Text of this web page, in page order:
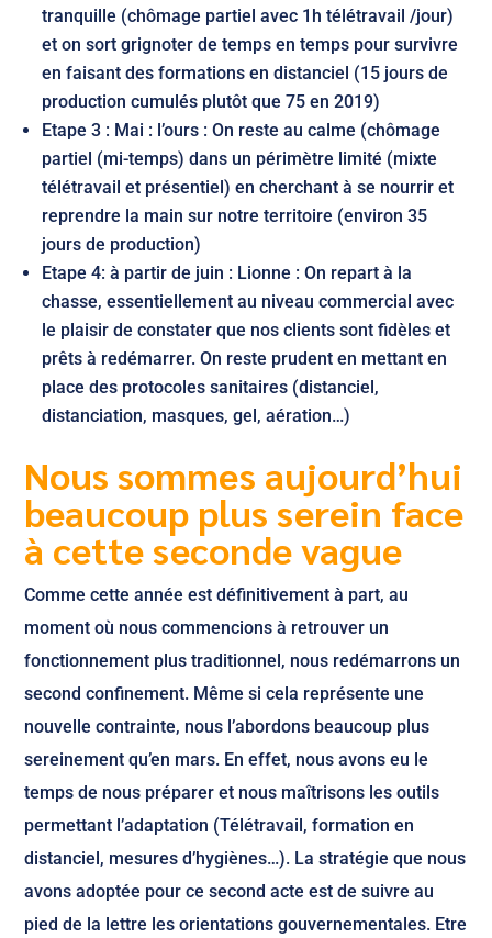
tranquille (chômage partiel avec 1h télétravail /jour)
et on sort grignoter de temps en temps pour survivre
en faisant des formations en distanciel (15 jours de
production cumulés plutôt que 75 en 2019)
Etape 3 : Mai : l’ours : On reste au calme (chômage
partiel (mi-temps) dans un périmètre limité (mixte
télétravail et présentiel) en cherchant à se nourrir et
reprendre la main sur notre territoire (environ 35
jours de production)
Etape 4: à partir de juin : Lionne : On repart à la
chasse, essentiellement au niveau commercial avec
le plaisir de constater que nos clients sont fidèles et
prêts à redémarrer. On reste prudent en mettant en
place des protocoles sanitaires (distanciel,
distanciation, masques, gel, aération…)
Nous sommes aujourd’hui
beaucoup plus serein face
à cette seconde vague
Comme cette année est définitivement à part, au
moment où nous commencions à retrouver un
fonctionnement plus traditionnel, nous redémarrons un
second confinement. Même si cela représente une
nouvelle contrainte, nous l’abordons beaucoup plus
sereinement qu’en mars. En effet, nous avons eu le
temps de nous préparer et nous maîtrisons les outils
permettant l’adaptation (Télétravail, formation en
distanciel, mesures d’hygiènes…). La stratégie que nous
avons adoptée pour ce second acte est de suivre au
pied de la lettre les orientations gouvernementales. Etre